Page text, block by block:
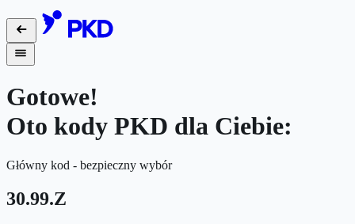
Gotowe!
Oto kody PKD dla Ciebie:
Główny kod - bezpieczny wybór
30.99.Z